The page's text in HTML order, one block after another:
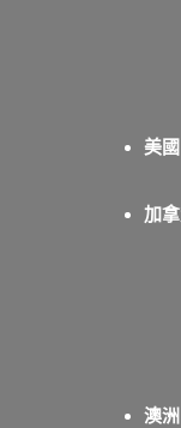
美國
加
澳洲